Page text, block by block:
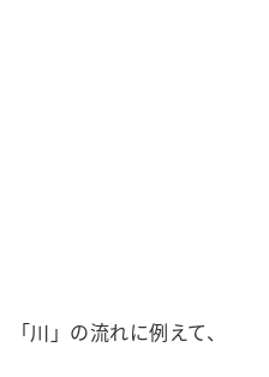
川」の流れに例えて、